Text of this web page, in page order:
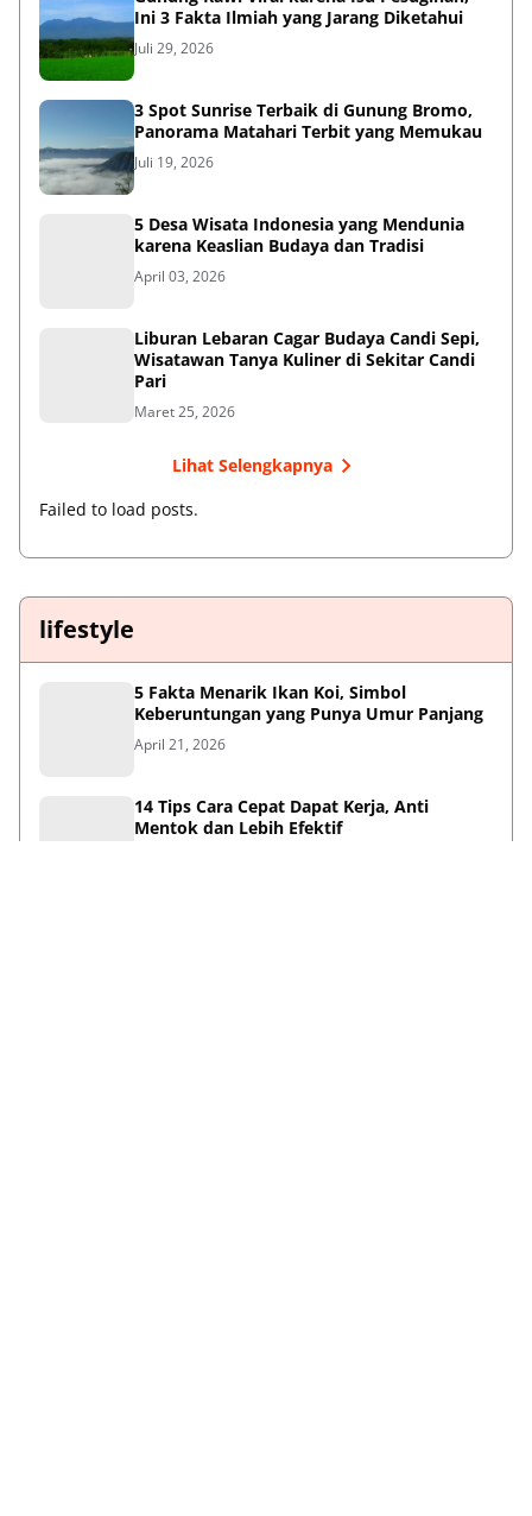
Ini 3 Fakta Ilmiah yang Jarang Diketahui
Juli 29, 2026
3 Spot Sunrise Terbaik di Gunung Bromo,
Panorama Matahari Terbit yang Memukau
Juli 19, 2026
5 Desa Wisata Indonesia yang Mendunia
karena Keaslian Budaya dan Tradisi
April 03, 2026
Liburan Lebaran Cagar Budaya Candi Sepi,
Wisatawan Tanya Kuliner di Sekitar Candi
Pari
Maret 25, 2026
Lihat Selengkapnya
Failed to load posts.
lifestyle
5 Fakta Menarik Ikan Koi, Simbol
Keberuntungan yang Punya Umur Panjang
April 21, 2026
14 Tips Cara Cepat Dapat Kerja, Anti
Mentok dan Lebih Efektif